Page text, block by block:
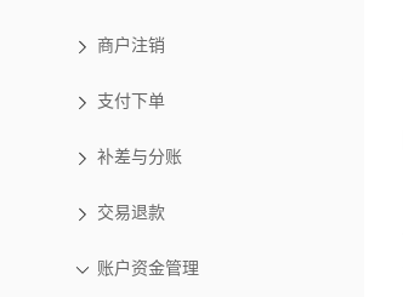
商户注销
支付下单
补差与分账
交易退款
账户资金管理